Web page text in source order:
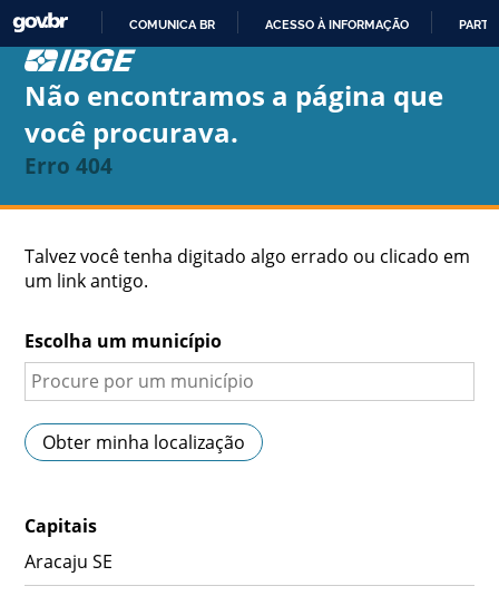
O
COMUNICA BR ACESSO À INFORMAÇÃO
aaaa
Não encontramos a página que
você procurava.
Erro 404
Talvez você tenha digitado algo errado ou clicado em
um link antigo.
Escolha um município
Obter minha localização
Capitais
Aracaju SE